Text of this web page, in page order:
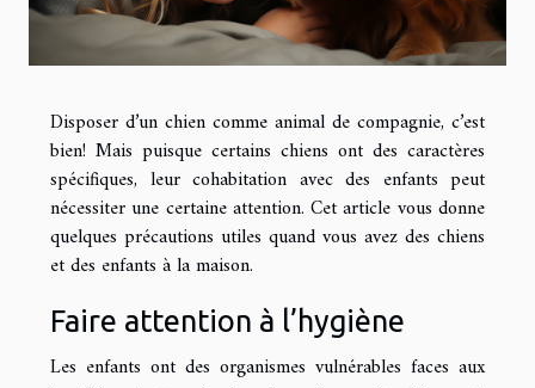
Disposer d’un chien comme animal de compagnie, c’est
bien! Mais puisque certains chiens ont des caractères
spécifiques, leur cohabitation avec des enfants peut
nécessiter une certaine attention. Cet article vous donne
quelques précautions utiles quand vous avez des chiens
et des enfants à la maison.
Faire attention à l’hygiène
Les enfants ont des organismes vulnérables faces aux